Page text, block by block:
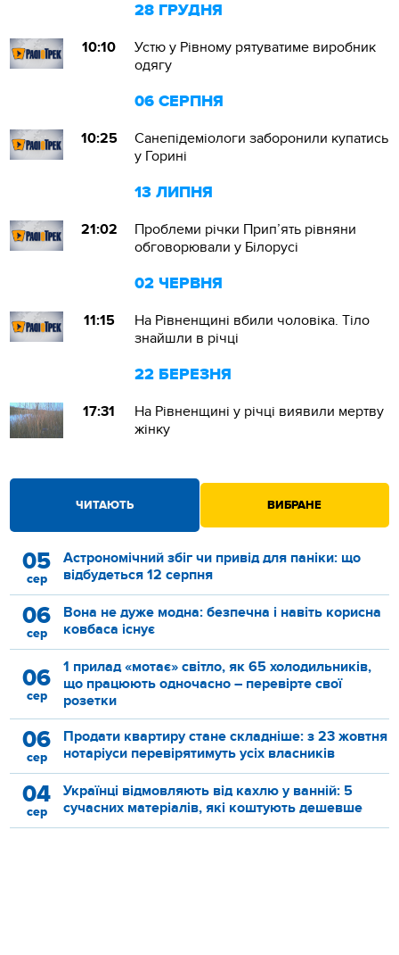
28 ГРУДНЯ
10:10
Устю у Рівному рятуватиме виробник
одягу
06 СЕРПНЯ
10:25
Санепідеміологи заборонили купатись
у Горині
13 ЛИПНЯ
21:02
Проблеми річки Прип’ять рівняни
обговорювали у Білорусі
02 ЧЕРВНЯ
11:15
На Рівненщині вбили чоловіка. Тіло
знайшли в річці
22 БЕРЕЗНЯ
17:31
На Рівненщині у річці виявили мертву
жінку
ЧИТАЮТЬ ВИБРАНЕ
05
сер
Астрономічний збіг чи привід для паніки: що
відбудеться 12 серпня
06
сер
Вона не дуже модна: безпечна і навіть корисна
ковбаса існує
06
сер
1 прилад «мотає» світло, як 65 холодильників,
що працюють одночасно – перевірте свої
розетки
06
сер
Продати квартиру стане складніше: з 23 жовтня
нотаріуси перевірятимуть усіх власників
04
сер
Українці відмовляють від кахлю у ванній: 5
сучасних матеріалів, які коштують дешевше